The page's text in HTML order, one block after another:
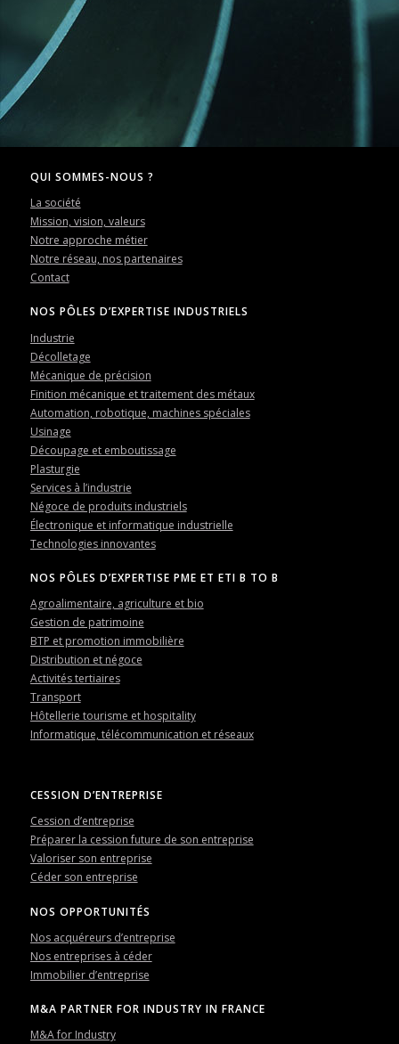
QUI SOMMES-NOUS ?
La société
Mission, vision, valeurs
Notre approche métier
Notre réseau, nos partenaires
Contact
NOS PÔLES D’EXPERTISE INDUSTRIELS
Industrie
Décolletage
Mécanique de précision
Finition mécanique et traitement des métaux
Automation, robotique, machines spéciales
Usinage
Découpage et emboutissage
Plasturgie
Services à l’industrie
Négoce de produits industriels
Électronique et informatique industrielle
Technologies innovantes
NOS PÔLES D’EXPERTISE PME ET ETI B TO B
Agroalimentaire, agriculture et bio
Gestion de patrimoine
BTP et promotion immobilière
Distribution et négoce
Activités tertiaires
Transport
Hôtellerie tourisme et hospitality
Informatique, télécommunication et réseaux
CESSION D’ENTREPRISE
Cession d’entreprise
Préparer la cession future de son entreprise
Valoriser son entreprise
Céder son entreprise
NOS OPPORTUNITÉS
Nos acquéreurs d’entreprise
Nos entreprises à céder
Immobilier d’entreprise
M&A PARTNER FOR INDUSTRY IN FRANCE
M&A for Industry